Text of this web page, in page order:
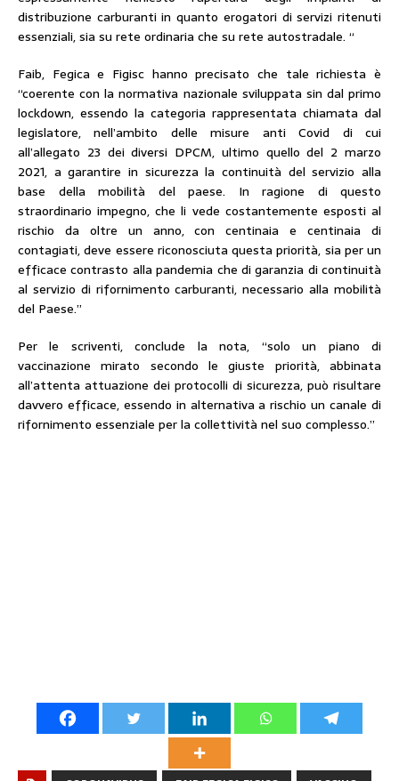
distribuzione carburanti in quanto erogatori di servizi ritenuti
essenziali, sia su rete ordinaria che su rete autostradale. “
Faib, Fegica e Figisc hanno precisato che tale richiesta è
“coerente con la normativa nazionale sviluppata sin dal primo
lockdown, essendo la categoria rappresentata chiamata dal
legislatore, nell’ambito delle misure anti Covid di cui
all’allegato 23 dei diversi DPCM, ultimo quello del 2 marzo
2021, a garantire in sicurezza la continuità del servizio alla
base della mobilità del paese. In ragione di questo
straordinario impegno, che li vede costantemente esposti al
rischio da oltre un anno, con centinaia e centinaia di
contagiati, deve essere riconosciuta questa priorità, sia per un
efficace contrasto alla pandemia che di garanzia di continuità
al servizio di rifornimento carburanti, necessario alla mobilità
del Paese.”
Per le scriventi, conclude la nota, “solo un piano di
vaccinazione mirato secondo le giuste priorità, abbinata
all’attenta attuazione dei protocolli di sicurezza, può risultare
davvero efficace, essendo in alternativa a rischio un canale di
rifornimento essenziale per la collettività nel suo complesso.”